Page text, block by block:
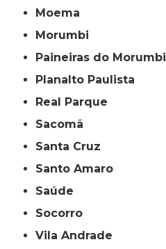
Moema
Morumbi
Paineiras do Morumbi
Planalto Paulista
Real Parque
Sacomã
Santa Cruz
Santo Amaro
Saúde
Socorro
Vila Andrade